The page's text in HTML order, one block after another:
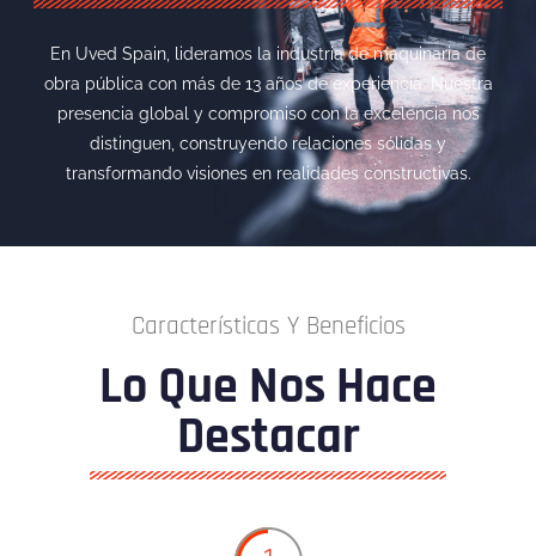
En Uved Spain, lideramos la industria de maquinaria de
obra pública con más de 13 años de experiencia. Nuestra
presencia global y compromiso con la excelencia nos
distinguen, construyendo relaciones sólidas y
transformando visiones en realidades constructivas.
Características Y Beneficios
Lo Que Nos Hace
Destacar